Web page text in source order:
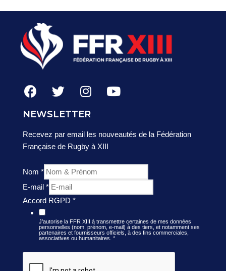
NEWSLETTER
Recevez par email les nouveautés de la Fédération
Française de Rugby à XIII
Nom *
E-mail *
Accord RGPD *
J’autorise la FFR XIII à transmettre certaines de mes données
personnelles (nom, prénom, e-mail) à des tiers, et notamment ses
partenaires et fournisseurs officiels, à des fins commerciales,
associatives ou humanitaires. *